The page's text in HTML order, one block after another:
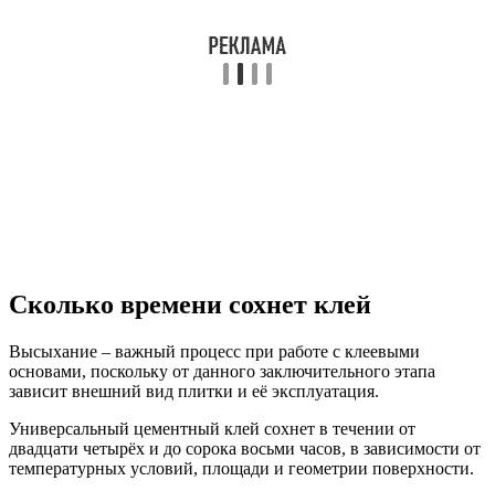
Сколько времени сохнет клей
Высыхание – важный процесс при работе с клеевыми
основами, поскольку от данного заключительного этапа
зависит внешний вид плитки и её эксплуатация.
Универсальный цементный клей сохнет в течении от
двадцати четырёх и до сорока восьми часов, в зависимости от
температурных условий, площади и геометрии поверхности.